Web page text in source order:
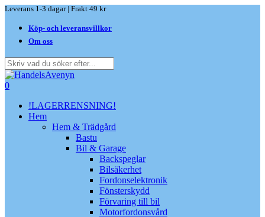
Skip
main
content
Leverans 1-3 dagar | Frakt 49 kr
Köp- och leveransvillkor
Om oss
Close
Search
search
0
!LAGERRENSNING!
Hem
Hem & Trädgård
Bastu
Bil & Garage
Backspeglar
Bilsäkerhet
Fordonselektronik
Fönsterskydd
Förvaring till bil
Motorfordonsvård